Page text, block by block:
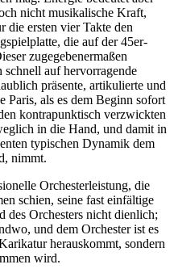
nicht musikalische Kraft,
die ersten vier Takte den
die auf der 45er-
zugegebenermaßen
auf hervorragende
präsente, artikulierte und
Paris, als es dem Beginn sofort
kontrapunktisch verzwickten
in die Hand, und damit in
typischen Dynamik dem
nimmt.
Orchesterleistung, die
schien, seine fast einfältige
des Orchesters nicht dienlich;
und dem Orchester ist es
herauskommt, sondern
wird.